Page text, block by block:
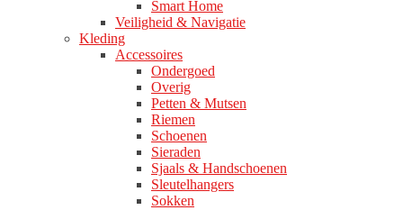
Smart Home
Veiligheid & Navigatie
Kleding
Accessoires
Ondergoed
Overig
Petten & Mutsen
Riemen
Schoenen
Sieraden
Sjaals & Handschoenen
Sleutelhangers
Sokken